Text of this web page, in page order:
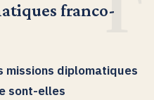
franco-
missions diplomatiques
sont-elles